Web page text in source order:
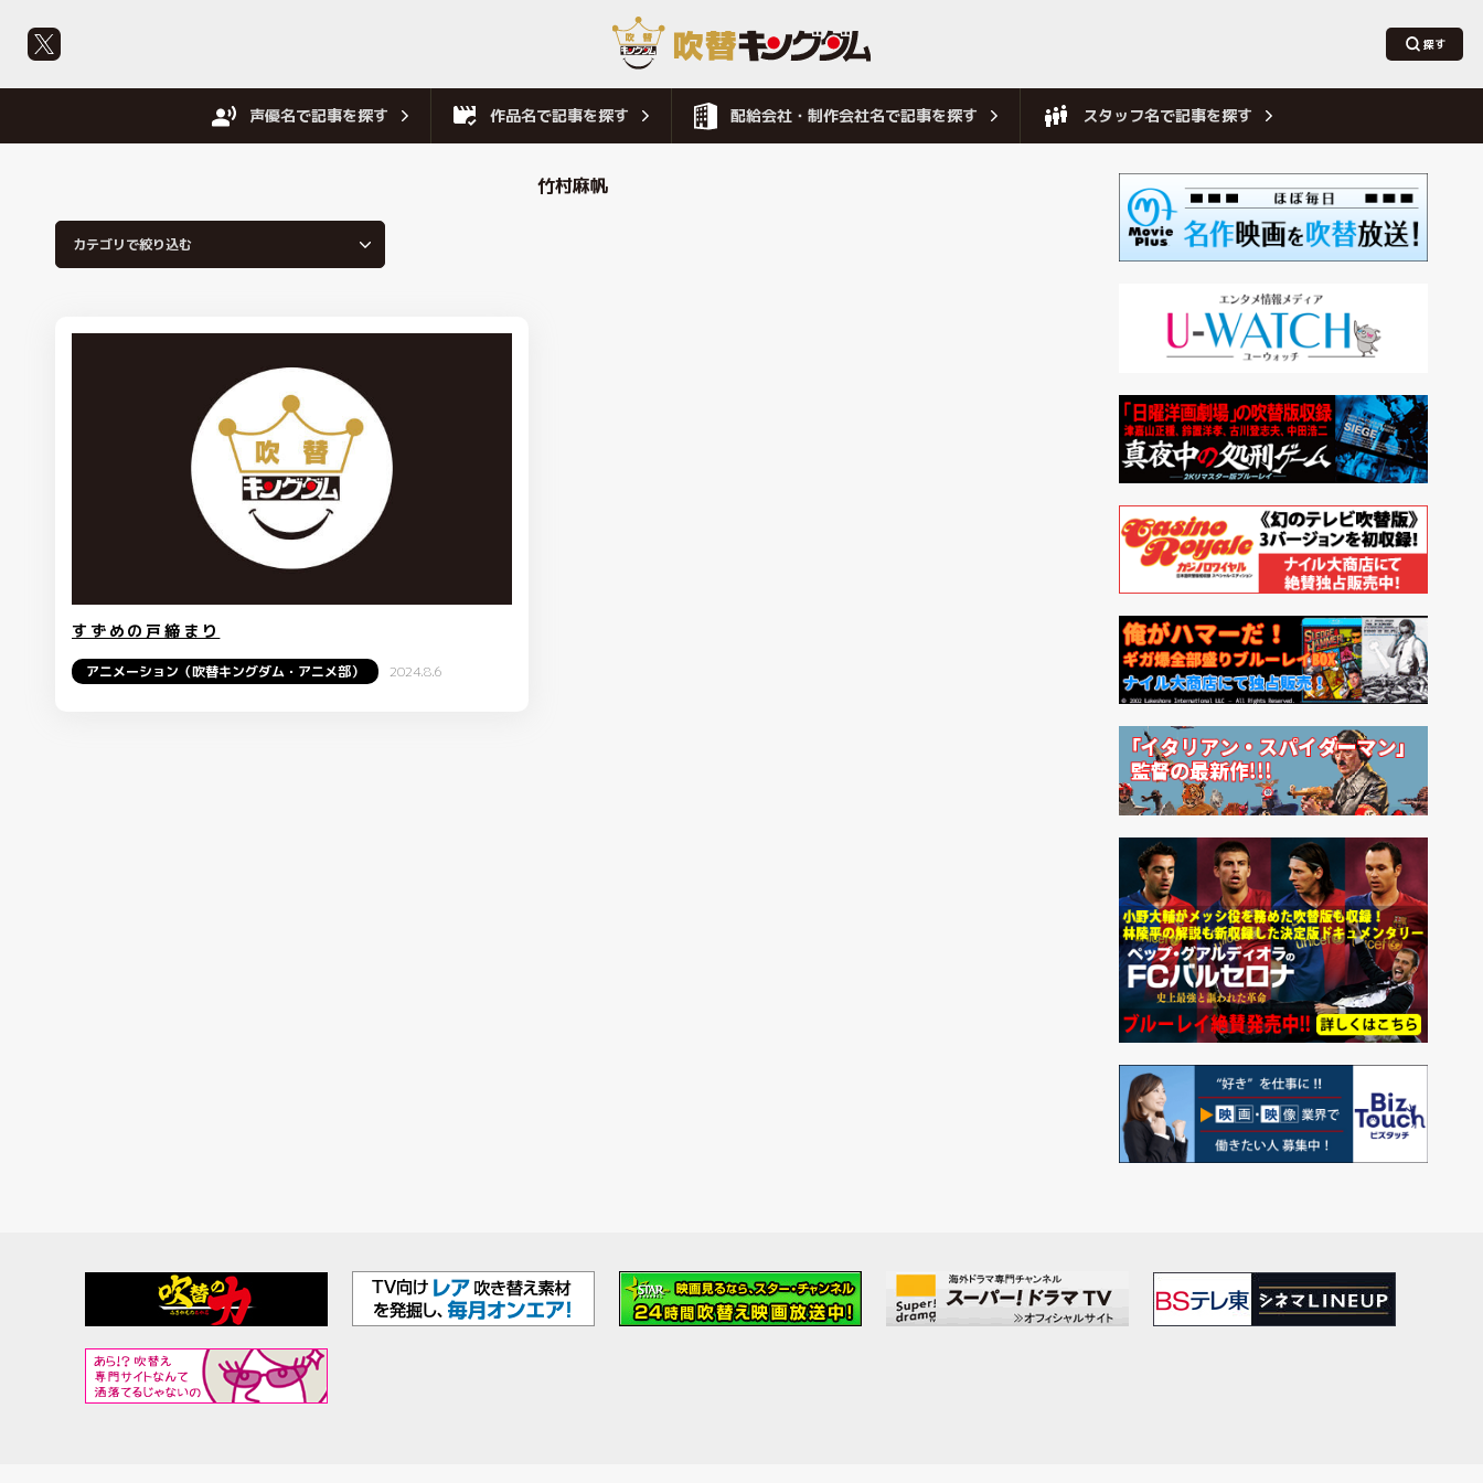
声優名で記事を探す 作品名で記事を探す 配給会社・制作会社名で記事を探す スタッフ名で記事を探す
竹村麻帆
すずめの戸締まり
アニメーション（吹替キングダム・アニメ部） 2024.8.6